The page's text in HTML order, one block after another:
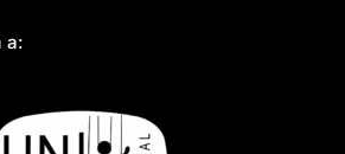
a: